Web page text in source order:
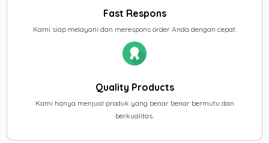
Fast Respons
Kami siap melayani dan merespons order Anda dengan cepat.
Quality Products
Kami hanya menjual produk yang benar benar bermutu dan
berkualitas.